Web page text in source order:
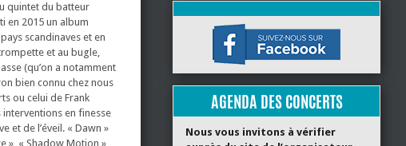
quintet du batteur
en 2015 un album
scandinaves et en
et au bugle,
(qu’on a notamment
bien connu chez nous
ou celui de Frank
interventions en finesse
et de l’éveil. « Dawn »
», « Shadow Motion »,
AGENDA DES CONCERTS
Nous vous invitons à vérifier